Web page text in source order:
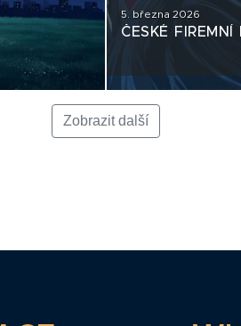
5. března 2026
ČESKÉ
Zobrazit další